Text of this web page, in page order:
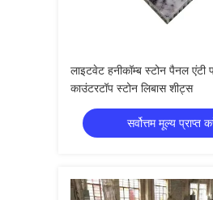
लाइटवेट हनीकॉम्ब स्टोन पैनल एंटी
काउंटरटॉप स्टोन लिबास शीट्स
सर्वोत्तम मूल्य प्राप्त